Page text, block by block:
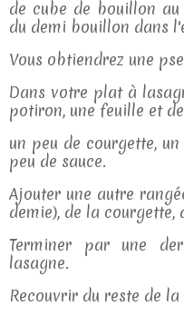
de cube de bouillon
du demi bouillon dans
Vous obtiendrez une
Dans votre plat à
potiron, une feuille et
un peu de courgette,
peu de sauce.
Ajouter une autre
demie), de la courgette,
Terminer par une
lasagne.
Recouvrir du reste de